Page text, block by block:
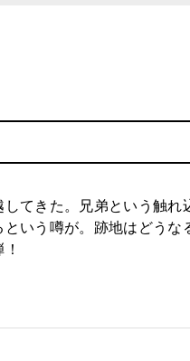
てきた。兄弟という触
いう噂が。跡地はどう